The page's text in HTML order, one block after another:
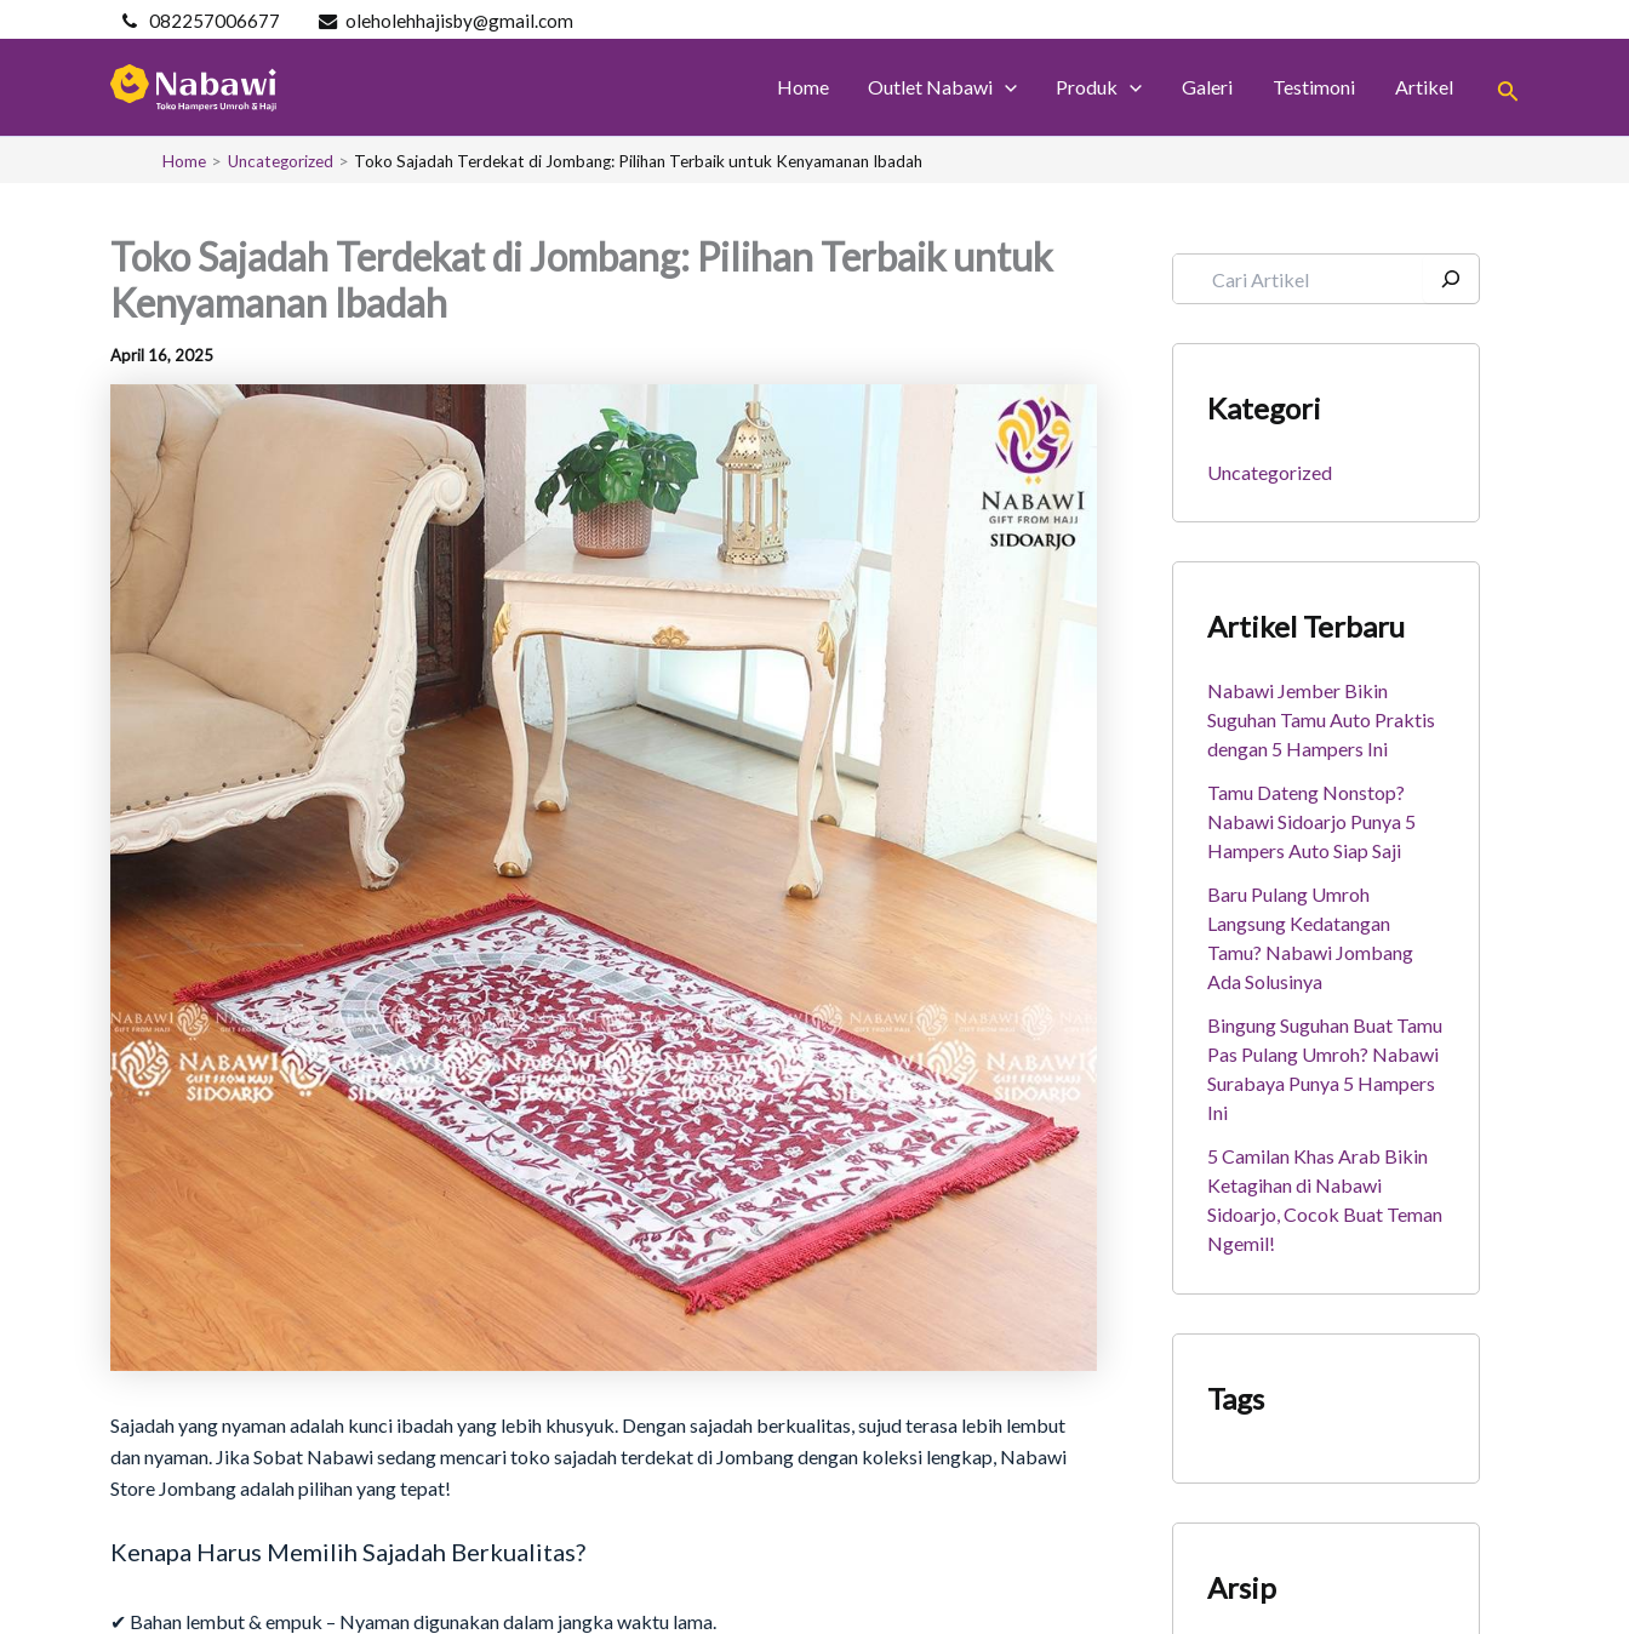
to
082257006677 oleholehhajisby@gmail.com
Home Outlet Nabawi Produk Galeri Testimoni Artikel Search
Home Uncategorized Toko Sajadah Terdekat di Jombang: Pilihan Terbaik untuk Kenyamanan Ibadah
Toko Sajadah Terdekat di Jombang: Pilihan Terbaik untuk
Kenyamanan Ibadah
April 16, 2025
Sajadah yang nyaman adalah kunci ibadah yang lebih khusyuk. Dengan sajadah berkualitas, sujud terasa lebih lembut
dan nyaman. Jika Sobat Nabawi sedang mencari toko sajadah terdekat di Jombang dengan koleksi lengkap, Nabawi
Store Jombang adalah pilihan yang tepat!
Kenapa Harus Memilih Sajadah Berkualitas?
✔ Bahan lembut & empuk – Nyaman digunakan dalam jangka waktu lama.
e
h
Kategori
Uncategorized
Artikel Terbaru
Nabawi Jember Bikin
Suguhan Tamu Auto Praktis
dengan 5 Hampers Ini
Tamu Dateng Nonstop?
Nabawi Sidoarjo Punya 5
Hampers Auto Siap Saji
Baru Pulang Umroh
Langsung Kedatangan
Tamu? Nabawi Jombang
Ada Solusinya
Bingung Suguhan Buat Tamu
Pas Pulang Umroh? Nabawi
Surabaya Punya 5 Hampers
Ini
5 Camilan Khas Arab Bikin
Ketagihan di Nabawi
Sidoarjo, Cocok Buat Teman
Ngemil!
Tags
Arsip